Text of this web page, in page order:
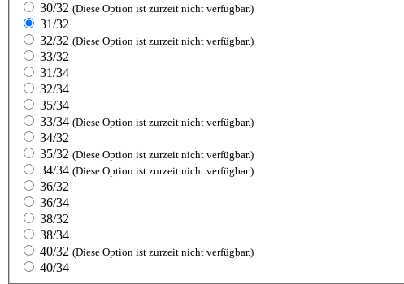
30/32 (Diese Option ist zurzeit nicht verfügbar.)
31/32
32/32 (Diese Option ist zurzeit nicht verfügbar.)
33/32
31/34
32/34
35/34
33/34 (Diese Option ist zurzeit nicht verfügbar.)
34/32
35/32 (Diese Option ist zurzeit nicht verfügbar.)
34/34 (Diese Option ist zurzeit nicht verfügbar.)
36/32
36/34
38/32
38/34
40/32 (Diese Option ist zurzeit nicht verfügbar.)
40/34